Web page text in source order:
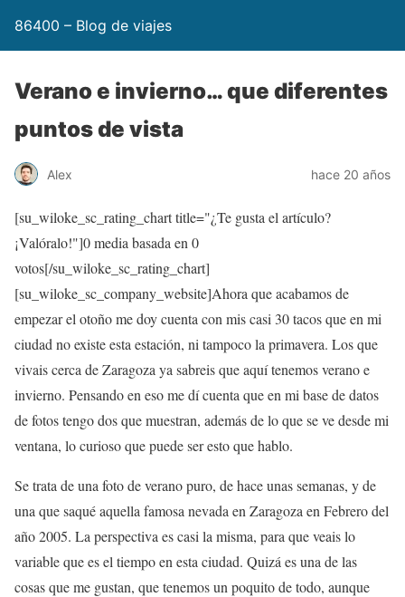
86400 – Blog de viajes
Verano e invierno… que diferentes
puntos de vista
Alex hace 20 años
[su_wiloke_sc_rating_chart title="¿Te gusta el artículo?
¡Valóralo!"]0media basada en 0
votos[/su_wiloke_sc_rating_chart]
[su_wiloke_sc_company_website]Ahora que acabamos de
empezar el otoño me doy cuenta con mis casi 30 tacos que en mi
ciudad no existe esta estación, ni tampoco la primavera. Los que
vivais cerca de Zaragoza ya sabreis que aquí tenemos verano e
invierno. Pensando en eso me dí cuenta que en mi base de datos
de fotos tengo dos que muestran, además de lo que se ve desde mi
ventana, lo curioso que puede ser esto que hablo.
Se trata de una foto de verano puro, de hace unas semanas, y de
una que saqué aquella famosa nevada en Zaragoza en Febrero del
año 2005. La perspectiva es casi la misma, para que veais lo
variable que es el tiempo en esta ciudad. Quizá es una de las
cosas que me gustan, que tenemos un poquito de todo, aunque